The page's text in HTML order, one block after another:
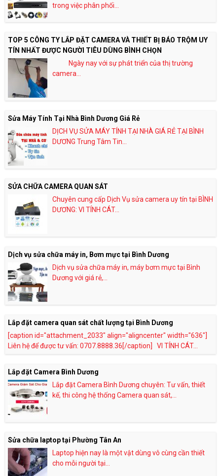
trong việc phân phối...
TOP 5 CÔNG TY LẮP ĐẶT CAMERA VÀ THIẾT BỊ BÁO TRỘM UY
TÍN NHẤT ĐƯỢC NGƯỜI TIÊU DÙNG BÌNH CHỌN
Ngày nay với sự phát triển của thị trường
camera...
Sửa Máy Tính Tại Nhà Bình Dương Giá Rẻ
DỊCH VỤ SỬA MÁY TÍNH TẠI NHÀ GIÁ RẺ TẠI BÌNH
DƯƠNG Trung Tâm Tin...
SỬA CHỮA CAMERA QUAN SÁT
Chuyên cung cấp Dịch Vụ sửa camera uy tín tại BÌNH
DƯƠNG: VI TÍNH CÁT...
Dịch vụ sửa chữa máy in, Bơm mực tại Bình Dương
Dịch vụ sửa chữa máy in, máy bơm mực tại Bình
Dương với giá rẻ,...
Lắp đặt camera quan sát chất lượng tại Bình Dương
[caption id="attachment_2033" align="aligncenter" width="636"]
Liên hệ để được tư vấn: 0707.8888.36[/caption] VI TÍNH CÁT...
Lắp đặt Camera Bình Dương
Lắp đặt Camera Bình Dương chuyên: Tư vấn, thiết
kế, thi công hệ thống Camera quan sát,...
Sửa chữa laptop tại Phường Tân An
Laptop hiện nay là một vật dùng vô cùng cần thiết
cho mỗi người tại...